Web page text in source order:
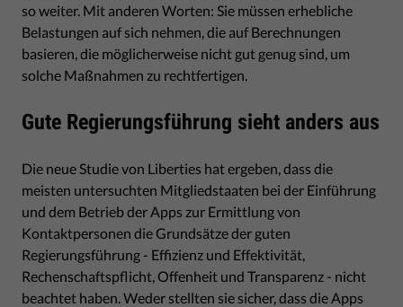
so weiter. Mit anderen Worten: Sie müssen erhebliche
Belastungen auf sich nehmen, die auf Berechnungen
basieren, die möglicherweise nicht gut genug sind, um
solche Maßnahmen zu rechtfertigen.
Gute Regierungsführung sieht anders aus
Die neue Studie von Liberties hat ergeben, dass die
meisten untersuchten Mitgliedstaaten bei der Einführung
und dem Betrieb der Apps zur Ermittlung von
Kontaktpersonen die Grundsätze der guten
Regierungsführung - Effizienz und Effektivität,
Rechenschaftspflicht, Offenheit und Transparenz - nicht
beachtet haben. Weder stellten sie sicher, dass die Apps